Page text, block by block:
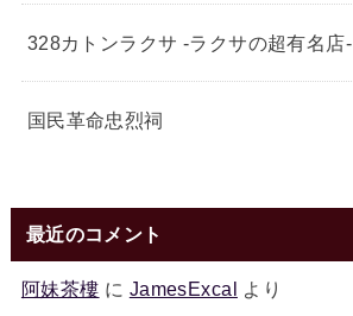
328カトンラクサ -ラクサの超有名店-
国民革命忠烈祠
最近のコメント
阿妹茶樓 に JamesExcal より